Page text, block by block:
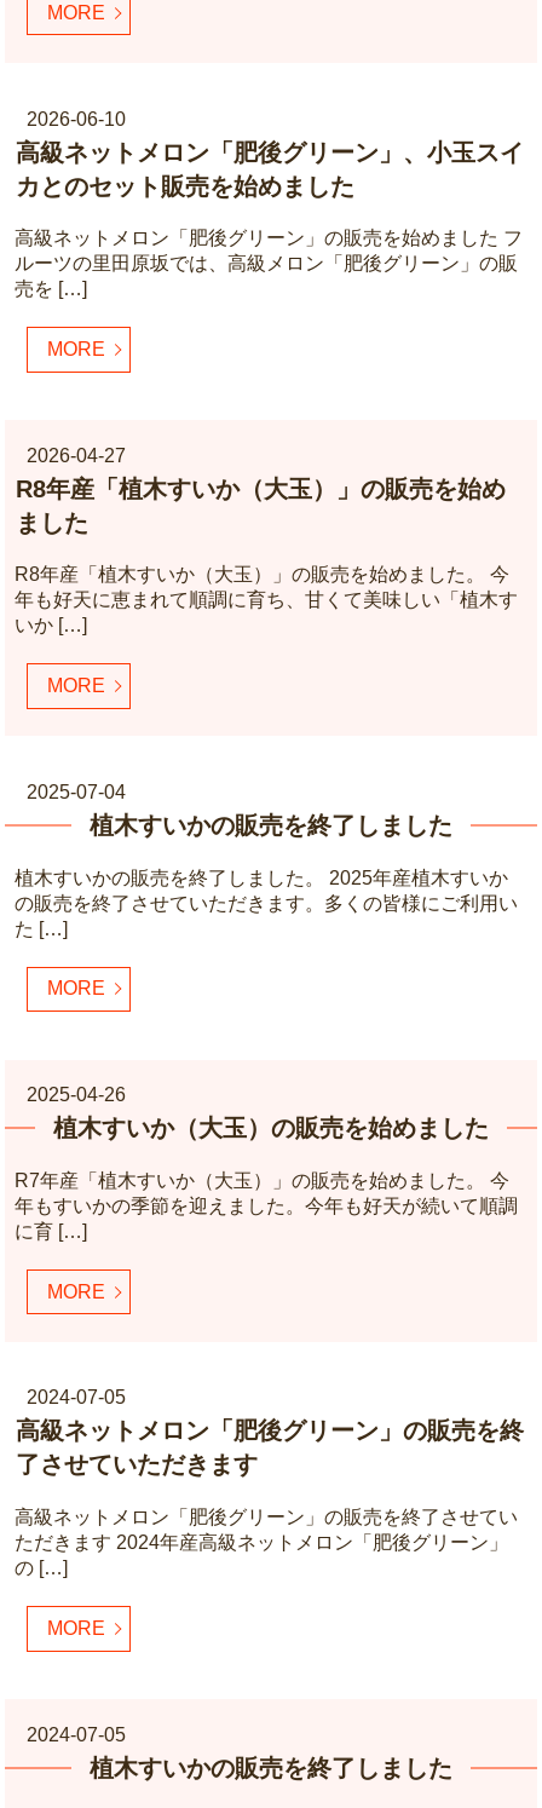
MORE
2026-06-10
高級ネットメロン「肥後グリーン」、小玉スイ
カとのセット販売を始めました
高級ネットメロン「肥後グリーン」の販売を始めました フ
ルーツの里田原坂では、高級メロン「肥後グリーン」の販
売を […]
MORE
2026-04-27
R8年産「植木すいか（大玉）」の販売を始め
ました
R8年産「植木すいか（大玉）」の販売を始めました。 今
年も好天に恵まれて順調に育ち、甘くて美味しい「植木す
いか […]
MORE
2025-07-04
植木すいかの販売を終了しました
植木すいかの販売を終了しました。 2025年産植木すいか
の販売を終了させていただきます。多くの皆様にご利用い
た […]
MORE
2025-04-26
植木すいか（大玉）の販売を始めました
R7年産「植木すいか（大玉）」の販売を始めました。 今
年もすいかの季節を迎えました。今年も好天が続いて順調
に育 […]
MORE
2024-07-05
高級ネットメロン「肥後グリーン」の販売を終
了させていただきます
高級ネットメロン「肥後グリーン」の販売を終了させてい
ただきます 2024年産高級ネットメロン「肥後グリーン」
の […]
MORE
2024-07-05
植木すいかの販売を終了しました